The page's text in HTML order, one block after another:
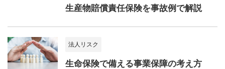
生産物賠償責任保険を事故例で解説
法人リスク
生命保険で備える事業保障の考え方